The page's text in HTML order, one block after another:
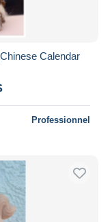
Calendar
Professionnel